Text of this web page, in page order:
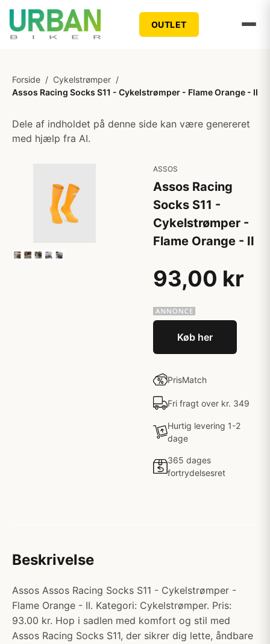
OUTLET
Forside / Cykelstrømper /
Assos Racing Socks S11 - Cykelstrømper - Flame Orange - II
Dele af indholdet på denne side kan være genereret
med hjælp fra AI.
ASSOS
Assos Racing
Socks S11 -
Cykelstrømper -
Flame Orange - II
93,00 kr
Køb her
PrisMatch
Fri fragt over kr. 349
Hurtig levering 1-2
dage
365 dages
fortrydelsesret
Beskrivelse
Assos Assos Racing Socks S11 - Cykelstrømper -
Flame Orange - II. Kategori: Cykelstrømper. Pris:
93.00 kr. Hop i sadlen med komfort og stil med
Assos Racing Socks S11, der sikrer dig lette, åndbare